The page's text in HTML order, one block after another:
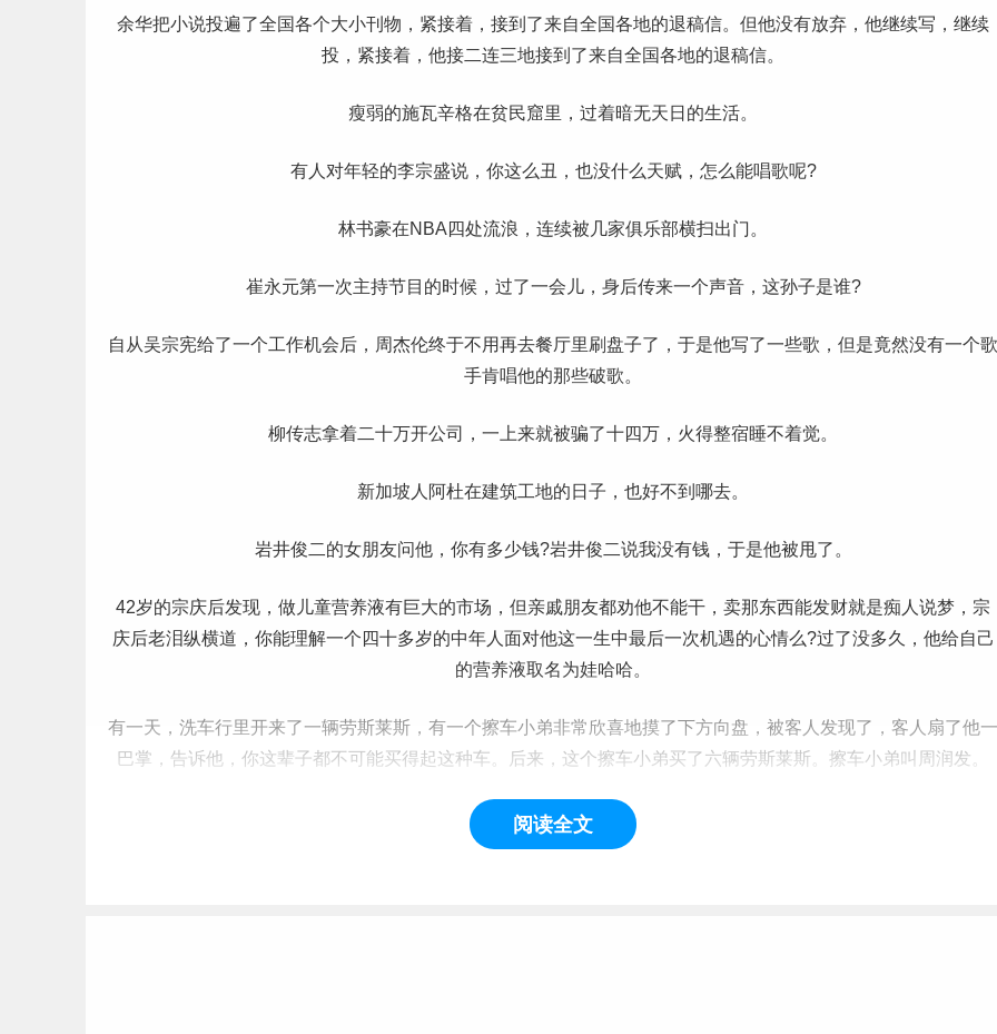
余华把小说投遍了全国各个大小刊物，紧接着，接到了来自全国各地的退稿信。但他没有放弃，他继续写，继续
投，紧接着，他接二连三地接到了来自全国各地的退稿信。
瘦弱的施瓦辛格在贫民窟里，过着暗无天日的生活。
有人对年轻的李宗盛说，你这么丑，也没什么天赋，怎么能唱歌呢?
林书豪在NBA四处流浪，连续被几家俱乐部横扫出门。
崔永元第一次主持节目的时候，过了一会儿，身后传来一个声音，这孙子是谁?
自从吴宗宪给了一个工作机会后，周杰伦终于不用再去餐厅里刷盘子了，于是他写了一些歌，但是竟然没有一个歌
手肯唱他的那些破歌。
柳传志拿着二十万开公司，一上来就被骗了十四万，火得整宿睡不着觉。
新加坡人阿杜在建筑工地的日子，也好不到哪去。
岩井俊二的女朋友问他，你有多少钱?岩井俊二说我没有钱，于是他被甩了。
42岁的宗庆后发现，做儿童营养液有巨大的市场，但亲戚朋友都劝他不能干，卖那东西能发财就是痴人说梦，宗
庆后老泪纵横道，你能理解一个四十多岁的中年人面对他这一生中最后一次机遇的心情么?过了没多久，他给自己
的营养液取名为娃哈哈。
有一天，洗车行里开来了一辆劳斯莱斯，有一个擦车小弟非常欣喜地摸了下方向盘，被客人发现了，客人扇了他一
巴掌，告诉他，你这辈子都不可能买得起这种车。后来，这个擦车小弟买了六辆劳斯莱斯。擦车小弟叫周润发。
后六年没有活干，靠老婆赚钱养着。李安曾一度想放弃 电影
他老婆知道后直接告诉他，全世界懂电脑的那么多，不差你李安一个，你该去做只有你能做的事。后来，李安拍出
阅读全文